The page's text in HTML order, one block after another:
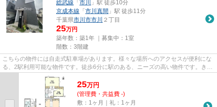
総武線 「 市川
」駅 徒歩10分
京成本線 「 市川真間 」駅 徒歩11分
千葉県市川市市川 ２丁目
25万円
築年数：築1年 ｜募集中： 1室
階数：3階建
こちらの物件には自走式駐車場があります。様々な場所へのアクセスが便利にな
る、2駅利用可能な物件です。徒歩6分に駅のある、ニーズの高い物件です。きれ
いな外装・内装がポイント。...
25万円
(管理費・共益費 -)
敷：1ヶ月｜礼：1ヶ月